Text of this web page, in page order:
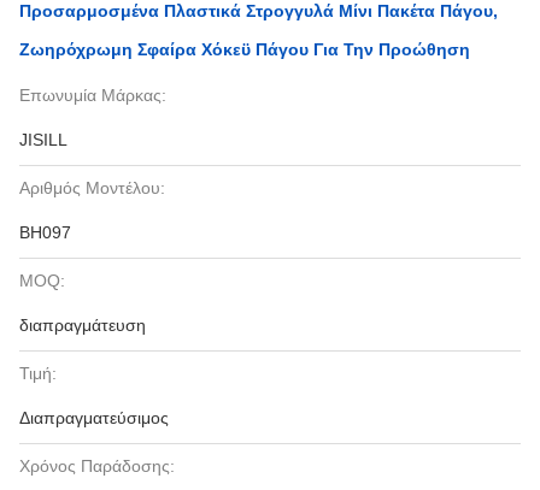
Προσαρμοσμένα Πλαστικά Στρογγυλά Μίνι Πακέτα Πάγου,
Ζωηρόχρωμη Σφαίρα Χόκεϋ Πάγου Για Την Προώθηση
Επωνυμία Μάρκας:
JISILL
Αριθμός Μοντέλου:
BH097
MOQ:
διαπραγμάτευση
Τιμή:
Διαπραγματεύσιμος
Χρόνος Παράδοσης: